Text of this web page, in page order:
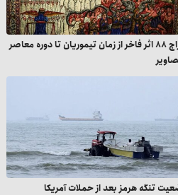
حراج ۸۸ اثر فاخر از زمان تیموریان تا دوره معاصر
تنگه هرمز بعد از حملات آمریکا